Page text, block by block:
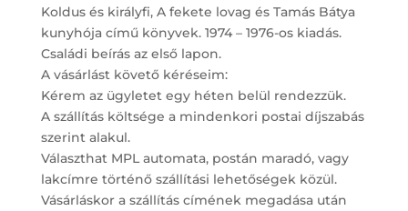
Koldus és királyfi, A fekete lovag és Tamás Bátya
kunyhója című könyvek. 1974 – 1976-os kiadás.
Családi beírás az első lapon.
A vásárlást követő kéréseim:
Kérem az ügyletet egy héten belül rendezzük.
A szállítás költsége a mindenkori postai díjszabás
szerint alakul.
Választhat MPL automata, postán maradó, vagy
lakcímre történő szállítási lehetőségek közül.
Vásárláskor a szállítás címének megadása után